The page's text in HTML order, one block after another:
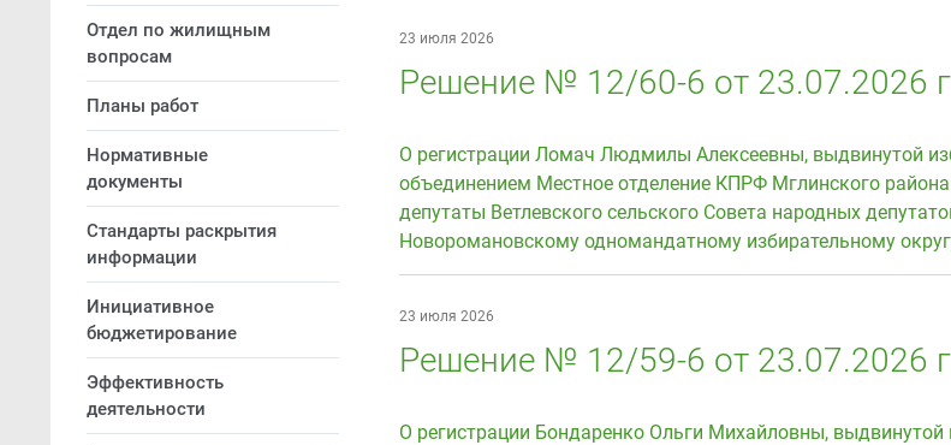
Отдел по жилищным
вопросам
Планы работ
Нормативные
документы
Стандарты раскрытия
информации
Инициативное
бюджетирование
Эффективность
деятельности
23 июля 2026
Решение № 12/60-6 от 23.07.2026
О регистрации Ломач Людмилы Алексеевны, выдвинутой
объединением Местное отделение КПРФ Мглинского
депутаты Ветлевского сельского Совета народных
Новоромановскому одномандатному избирательному
23 июля 2026
Решение № 12/59-6 от 23.07.2026
О регистрации Бондаренко Ольги Михайловны, выдвинутой